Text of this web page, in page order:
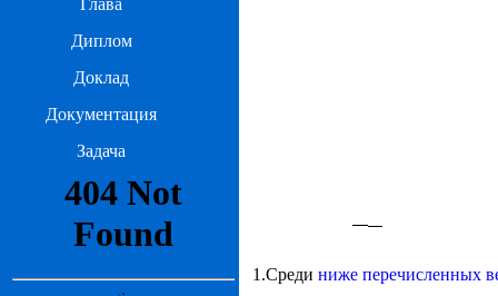
Глава
Диплом
Доклад
Документация
Задача
1.Среди ниже перечисленных